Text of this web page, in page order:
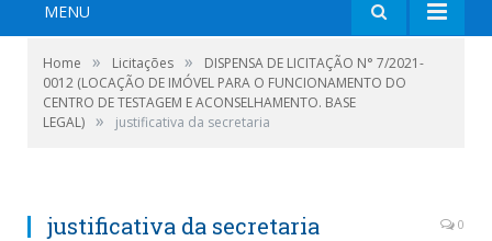
MENU
Home » Licitações »
DISPENSA DE LICITAÇÃO N° 7/2021-
0012 (LOCAÇÃO DE IMÓVEL PARA O FUNCIONAMENTO DO
CENTRO DE TESTAGEM E ACONSELHAMENTO. BASE
LEGAL) » justificativa da secretaria
justificativa da secretaria 0